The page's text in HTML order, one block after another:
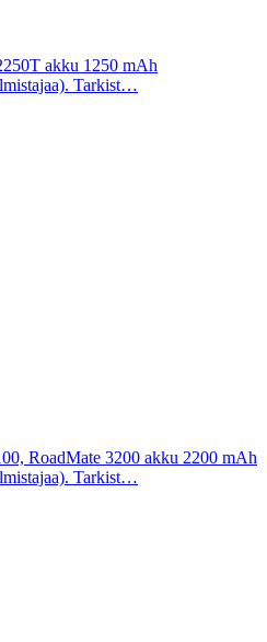
akku 1250 mAh
Tarkist…
RoadMate 3200 akku 2200 mAh
Tarkist…